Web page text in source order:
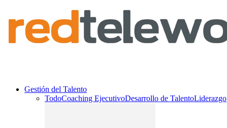
Gestión del Talento
TodoCoaching EjecutivoDesarrollo de TalentoLiderazgo